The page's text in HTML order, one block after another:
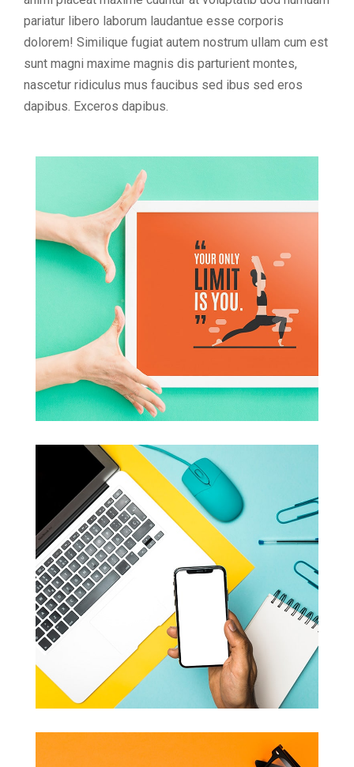
pariatur libero laborum laudantue esse corporis
dolorem! Similique fugiat autem nostrum ullam cum est
sunt magni maxime magnis dis parturient montes,
nascetur ridiculus mus faucibus sed ibus sed eros
dapibus. Exceros dapibus.